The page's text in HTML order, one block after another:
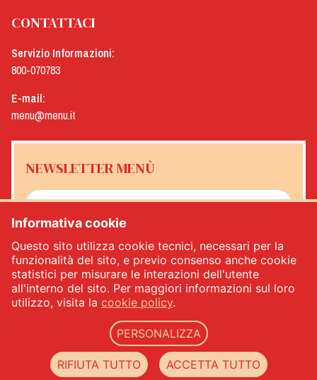
CONTATTACI
Servizio Informazioni:
800-070783
E-mail:
menu@menu.it
NEWSLETTER MENÙ
ISCRIVITI
Menù srl - Dal 1932 Produttori Specialità Alimentari - PIVA: IT00333120368 - REA
00333120368 - Capitale sociale 1.000.000,00 - privacy-cookie policy-web agency
Datacode
Informativa cookie
Questo sito utilizza cookie tecnici, necessari per la
funzionalità del sito, e previo consenso anche cookie
statistici per misurare le interazioni dell'utente
all'interno del sito. Per maggiori informazioni sul loro
utilizzo, visita la cookie policy.
PERSONALIZZA
RIFIUTA TUTTO ACCETTA TUTTO